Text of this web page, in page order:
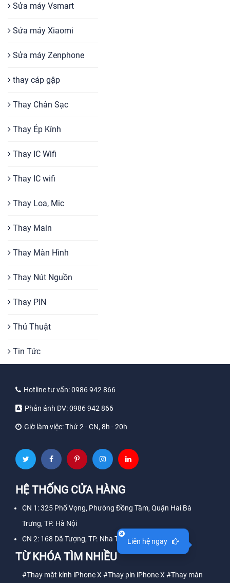
Sửa máy Vsmart
Sửa máy Xiaomi
Sửa máy Zenphone
thay cáp gập
Thay Chân Sạc
Thay Ép Kính
Thay IC Wifi
Thay IC wifi
Thay Loa, Mic
Thay Main
Thay Màn Hình
Thay Nút Nguồn
Thay PIN
Thủ Thuật
Tin Tức
Hotline tư vấn:0986 942 866
Phản ánh DV:0986 942 866
Giờ làm việc:Thứ 2 - CN, 8h - 20h
HỆ THỐNG CỬA HÀNG
CN 1: 325 Phố Vọng, Phường Đồng Tâm, Quận Hai Bà
Trưng, TP. Hà Nội
CN 2: 168 Dã Tượng, TP. Nha Trang, Tỉnh Khánh Hòa
TỪ KHÓA TÌM NHIỀU
#Thay mặt kính iPhone X #Thay pin iPhone X #Thay màn
Liên hệ ngay